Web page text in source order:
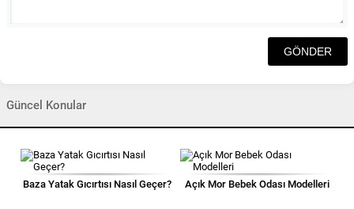
Güncel Konular
Baza Yatak Gıcırtısı Nasıl Geçer? Açık Mor Bebek Odası Modelleri